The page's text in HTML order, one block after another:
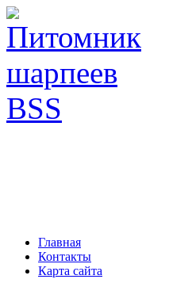
Главная
Контакты
Карта сайта